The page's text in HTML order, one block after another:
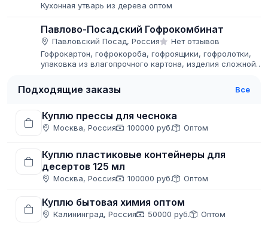
Кухонная утварь из дерева оптом
Павлово-Посадский Гофрокомбинат
Павловский Посад, Россия
Нет отзывов
Гофрокартон, гофрокороба, гофроящики, гофролотки,
упаковка из влагопрочного картона, изделия сложной
Подходящие заказы Все
Куплю прессы для чеснока
Москва, Россия 100000 руб. Оптом
Куплю пластиковые контейнеры для
десертов 125 мл
Москва, Россия 100000 руб. Оптом
Куплю бытовая химия оптом
Калининград, Россия 50000 руб. Оптом